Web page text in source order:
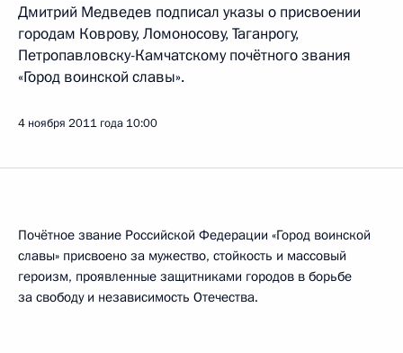
Дмитрий Медведев подписал указы о присвоении
городам Коврову, Ломоносову, Таганрогу,
Петропавловску-Камчатскому почётного звания
«Город воинской славы».
4 ноября 2011 года 10:00
Почётное звание Российской Федерации «Город воинской
славы» присвоено за мужество, стойкость и массовый
героизм, проявленные защитниками городов в борьбе
за свободу и независимость Отечества.